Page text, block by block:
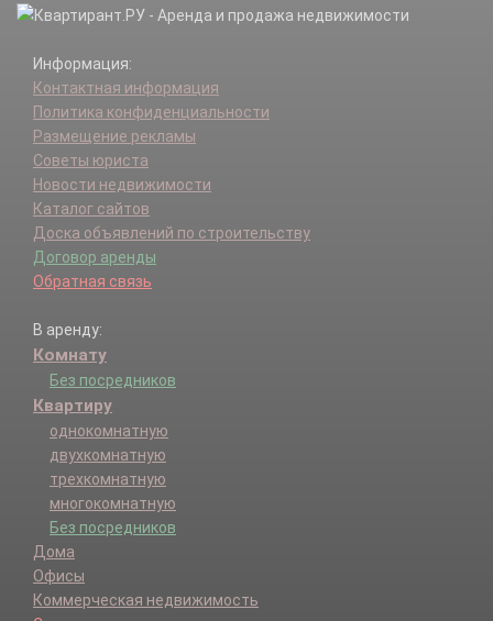
Информация:
Контактная информация
Политика конфиденциальности
Размещение рекламы
Советы юриста
Новости недвижимости
Каталог сайтов
Доска объявлений по строительству
Договор аренды
Обратная связь
В аренду:
Комнату
Без посредников
Квартиру
однокомнатную
двухкомнатную
трехкомнатную
многокомнатную
Без посредников
Дома
Офисы
Коммерческая недвижимость